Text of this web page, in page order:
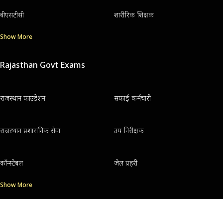
बीएसटीसी शारीरिक शिक्षक
Show More
Rajasthan Govt Exams
राजस्थान फाउंडेशन सफाई कर्मचारी
राजस्थान प्रशासनिक सेवा उप निरीक्षक
कॉन्स्टेबल जेल प्रहरी
Show More